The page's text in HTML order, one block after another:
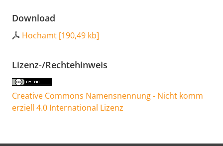
Download
Hochamt [190,49 kb]
Lizenz-/Rechtehinweis
Creative Commons Namensnennung - Nicht komm
erziell 4.0 International Lizenz